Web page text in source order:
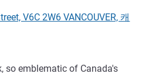
V6C 2W6 VANCOUVER, 캐
so emblematic of Canada's